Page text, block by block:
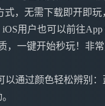
式，无需下载即开即
用户也可以前往
，一键开始秒玩！非
以通过颜色轻松辨别